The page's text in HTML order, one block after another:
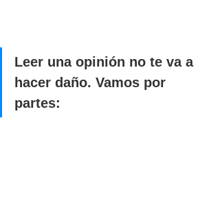
Leer una opinión no te va a
hacer daño. Vamos por
partes: